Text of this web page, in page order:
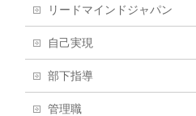
リードマインドジャパン
自己実現
部下指導
管理職